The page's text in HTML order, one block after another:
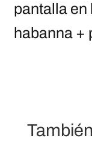
pantalla en
habanna +